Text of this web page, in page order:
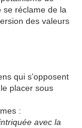
se réclame de la
des valeurs
qui s’opposent
placer sous
:
avec la